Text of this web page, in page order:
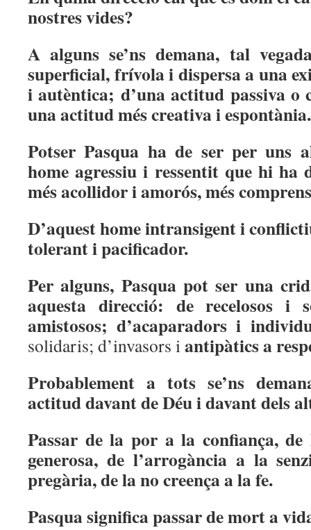
nostres vides?
A alguns se’ns demana, tal
superficial, frívola i dispersa a una
i autèntica; d’una actitud passiva o
una actitud més creativa i espontània.
Potser Pasqua ha de ser per uns
home agressiu i ressentit que hi ha
més acollidor i amorós, més
D’aquest home intransigent i
tolerant i pacificador.
Per alguns, Pasqua pot ser una
aquesta direcció: de recelosos i
amistosos; d’acaparadors i
solidaris; d’invasors i antipàtics a
Probablement a tots se’ns
actitud davant de Déu i davant dels
Passar de la por a la confiança,
generosa, de l’arrogància a la
pregària, de la no creença a la fe.
Pasqua significa passar de mort a